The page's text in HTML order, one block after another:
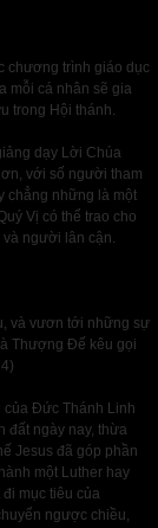
chương trình giáo dục
mỗi cá nhân sẽ gia
trong Hội thánh.
dạy Lời Chúa
với số người tham
chẳng những là một
Vị có thể trao cho
người lân cận.
và vươn tới những sự
Thượng Đế kêu gọi
của Đức Thánh Linh
đất ngày nay, thừa
Jesus đã góp phần
một Luther hay
đi mục tiêu của
ngược chiều,